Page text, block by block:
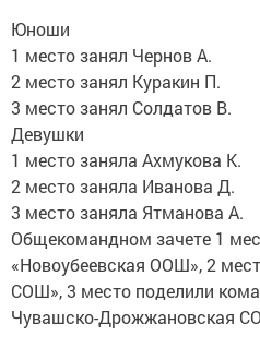
Юноши
1 место занял Чернов А.
2 место занял Куракин П.
3 место занял Солдатов В.
Девушки
1 место заняла Ахмукова К.
2 место заняла Иванова Д.
3 место заняла Ятманова А.
Общекомандном зачете 1
«Новоубеевская ООШ», 2
СОШ», 3 место поделили
Чувашско-Дрожжановская